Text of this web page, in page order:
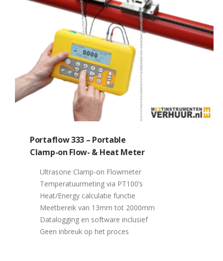
Portaflow 333 – Portable
Clamp-on Flow- & Heat Meter
Ultrasone Clamp-on Flowmeter
Temperatuurmeting via PT100’s
Heat/Energy calculatie functie
Meetbereik van 13mm tot 2000mm
Datalogging en software inclusief
Geen inbreuk op het proces